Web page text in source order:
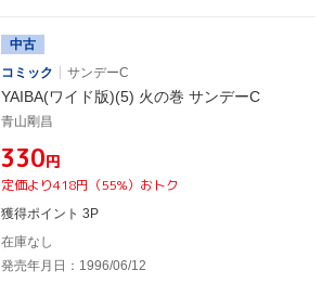
中古
コミック
サンデーC
YAIBA(ワイド版)(5) 火の巻 サンデーC
青山剛昌
¥330円
定価より418円（55%）おトク
獲得ポイント 3P
在庫なし
発売年月日：1996/06/12